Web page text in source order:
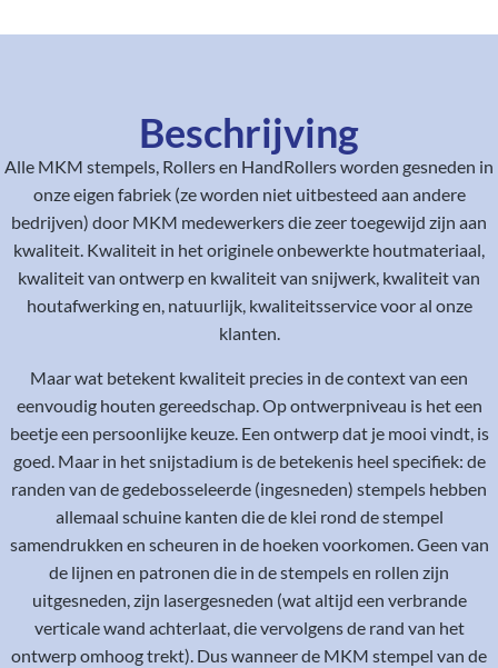
Beschrijving
Alle MKM stempels, Rollers en HandRollers worden gesneden in
onze eigen fabriek (ze worden niet uitbesteed aan andere
bedrijven) door MKM medewerkers die zeer toegewijd zijn aan
kwaliteit. Kwaliteit in het originele onbewerkte houtmateriaal,
kwaliteit van ontwerp en kwaliteit van snijwerk, kwaliteit van
houtafwerking en, natuurlijk, kwaliteitsservice voor al onze
klanten.
Maar wat betekent kwaliteit precies in de context van een
eenvoudig houten gereedschap. Op ontwerpniveau is het een
beetje een persoonlijke keuze. Een ontwerp dat je mooi vindt, is
goed. Maar in het snijstadium is de betekenis heel specifiek: de
randen van de gedebosseleerde (ingesneden) stempels hebben
allemaal schuine kanten die de klei rond de stempel
samendrukken en scheuren in de hoeken voorkomen. Geen van
de lijnen en patronen die in de stempels en rollen zijn
uitgesneden, zijn lasergesneden (wat altijd een verbrande
verticale wand achterlaat, die vervolgens de rand van het
ontwerp omhoog trekt). Dus wanneer de MKM stempel van de